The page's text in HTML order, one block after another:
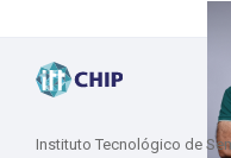
Instituto Tecnológico de